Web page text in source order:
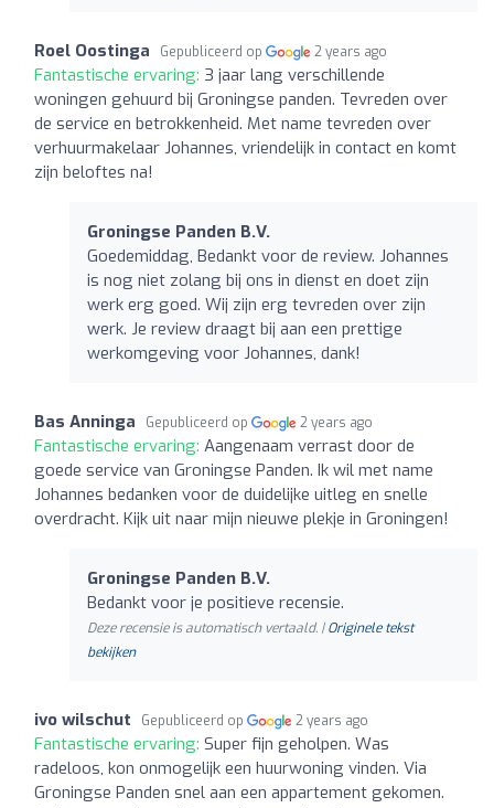
Roel Oostinga Gepubliceerd op 2 years ago
Fantastische ervaring: 3 jaar lang verschillende
woningen gehuurd bij Groningse panden. Tevreden over
de service en betrokkenheid. Met name tevreden over
verhuurmakelaar Johannes, vriendelijk in contact en komt
zijn beloftes na!
Groningse Panden B.V.
Goedemiddag, Bedankt voor de review. Johannes
is nog niet zolang bij ons in dienst en doet zijn
werk erg goed. Wij zijn erg tevreden over zijn
werk. Je review draagt bij aan een prettige
werkomgeving voor Johannes, dank!
Bas Anninga Gepubliceerd op 2 years ago
Fantastische ervaring: Aangenaam verrast door de
goede service van Groningse Panden. Ik wil met name
Johannes bedanken voor de duidelijke uitleg en snelle
overdracht. Kijk uit naar mijn nieuwe plekje in Groningen!
Groningse Panden B.V.
Bedankt voor je positieve recensie.
Deze recensie is automatisch vertaald. |Originele tekst
bekijken
ivo wilschut Gepubliceerd op 2 years ago
Fantastische ervaring: Super fijn geholpen. Was
radeloos, kon onmogelijk een huurwoning vinden. Via
Groningse Panden snel aan een appartement gekomen.